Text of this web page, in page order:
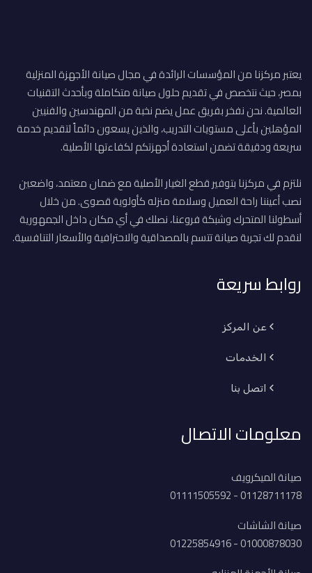
يعتبر مركزنا من المؤسسات الرائدة في مجال صيانة الأجهزة المنزلية
بمصر، حيث نتخصص في تقديم حلول صيانة متكاملة وبأحدث التقنيات
العالمية. نحن نفخر بفريق عمل يضم نخبة من المهندسين والفنيين
المؤهلين بأعلى مستويات التدريب، والذين يسعون دائماً لتقديم خدمة
سريعة ودقيقة تضمن استعادة أجهزتكم لكفاءتها الأصلية.
نلتزم في مركزنا بتوفير قطع الغيار الأصلية مع ضمان معتمد، واضعين
نصب أعيننا راحة العميل وسلامة منزله كأولوية قصوى. من خلال
أسطولنا المتحرك وشبكة فروعنا، نصلك في أي مكان داخل الجمهورية
لنقدم لك تجربة صيانة تتسم بالمصداقية والاحترافية والأسعار التنافسية.
روابط سريعة
عن المركز
الخدمات
اتصل بنا
معلومات الاتصال
صيانة الميكرويف
01128711178 - 01111505592
صيانة الشاشات
01000878030 - 01225854916